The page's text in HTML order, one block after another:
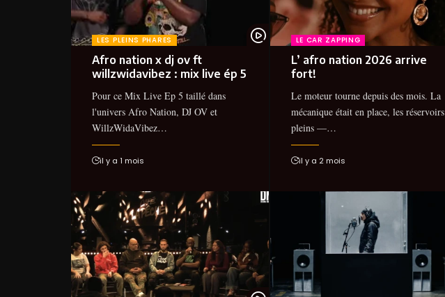
LES PLEINS PHARES
Afro nation x dj ov ft
willzwidavibez : mix live ép 5
Pour ce Mix Live Ep 5 taillé dans
l'univers Afro Nation, DJ OV et
WillzWidaVibez…
il y a 1 mois
LE CAR ZAPPING
L’ afro nation 2026 arrive
fort!
Le moteur tourne depuis des mois. La
mécanique était en place, les réservoirs
pleins —…
il y a 2 mois